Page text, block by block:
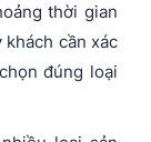
thời gian
khách cần xác
đúng loại